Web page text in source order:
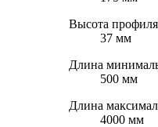
Высота профиля
37 мм
Длина
500 мм
Длина
4000 мм